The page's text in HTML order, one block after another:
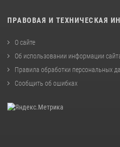
ПРАВОВАЯ И ТЕХНИЧЕСКАЯ
О сайте
Об использовании информации
Правила обработки персональных
Сообщить об ошибках